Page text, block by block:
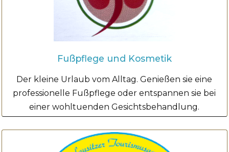
Fußpflege und Kosmetik
Der kleine Urlaub vom Alltag. Genießen sie eine
professionelle Fußpflege oder entspannen sie bei
einer wohltuenden Gesichtsbehandlung.